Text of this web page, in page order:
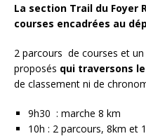
La section Trail du Foyer
courses encadrées au
2 parcours de courses et
proposés qui traversons
de classement ni de
9h30 : marche 8 km
10h : 2 parcours, 8km et